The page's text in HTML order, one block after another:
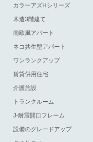
カラーアズHシリーズ
木造3階建て
南欧風アパート
ネコ共生型アパート
ワンランクアップ
賃貸併用住宅
介護施設
トランクルーム
J-耐震開口フレーム
設備のグレードアップ